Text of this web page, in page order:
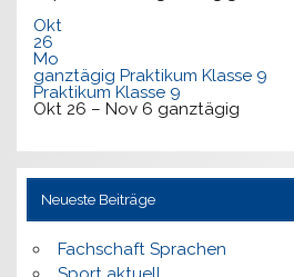
Okt
26
Mo
ganztägigPraktikum Klasse 9
Praktikum Klasse 9
Okt 26 – Nov 6 ganztägig
Neueste Beiträge
Fachschaft Sprachen